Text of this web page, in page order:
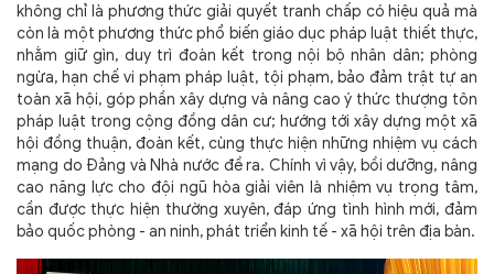
không chỉ là phương thức giải quyết tranh chấp có hiệu quả mà
còn là một phương thức phổ biến giáo dục pháp luật thiết thực,
nhằm giữ gìn, duy trì đoàn kết trong nội bộ nhân dân; phòng
ngừa, hạn chế vi phạm pháp luật, tội phạm, bảo đảm trật tự an
toàn xã hội, góp phần xây dựng và nâng cao ý thức thượng tôn
pháp luật trong cộng đồng dân cư; hướng tới xây dựng một xã
hội đồng thuận, đoàn kết, cùng thực hiện những nhiệm vụ cách
mạng do Đảng và Nhà nước đề ra. Chính vì vậy, bồi dưỡng, nâng
cao năng lực cho đội ngũ hòa giải viên là nhiệm vụ trọng tâm,
cần được thực hiện thường xuyên, đáp ứng tình hình mới, đảm
bảo quốc phòng - an ninh, phát triển kinh tế - xã hội trên địa bàn.